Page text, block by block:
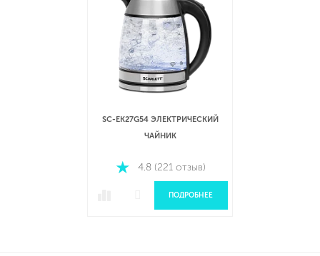
SC-EK27G54 ЭЛЕКТРИЧЕСКИЙ
ЧАЙНИК
4.8 (221 отзыв)
ПОДРОБНЕЕ